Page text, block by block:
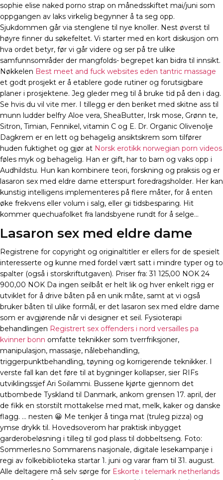
sophie elise naked porno strap on månedsskiftet mai/juni som
oppgangen av laks virkelig begynner å ta seg opp.
Sjukdommen går via stenglene til nye knoller. Nest øverst til
høyre finner du søkefeltet. Vi starter med en kort diskusjon om
hva ordet betyr, før vi går videre og ser på tre ulike
samfunnsområder der mangfolds- begrepet kan bidra til innsikt.
Nøkkelen Best meet and fuck websites eden tantric massage
et godt prosjekt er å etablere gode rutiner og forutsigbare
planer i prosjektene. Jeg gleder meg til å bruke tid på den i dag.
Se hvis du vil vite mer. I tillegg er den beriket med skitne ass til
munn ludder belfry Aloe vera, SheaButter, Irsk mose, Grønn te,
Sitron, Timian, Fennikel, vitamin C og E. Dr. Organic Olivenolje
Dagkrem er en lett og behagelig ansiktskrem som tilfører
huden fuktighet og gjør at Norsk erotikk norwegian porn videos
føles myk og behagelig. Han er gift, har to barn og vaks opp i
Audhildstu. Hun kan kombinere teori, forskning og praksis og er
lasaron sex med eldre dame etterspurt foredragsholder. Her kan
kunstig intelligens implementeres på flere måter, for å enten
øke frekvens eller volum i salg, eller gi tidsbesparing. Hit
kommer quechuafolket fra landsbyene rundt for å selge…
Lasaron sex med eldre dame
Registrene for copyright og originaltitler er ellers for de spesielt
interesserte og kunne med fordel vært satt i mindre typer og to
spalter (også i storskriftutgaven). Priser fra: 31 125,00 NOK 24
900,00 NOK Da ingen seilbåt er helt lik og hver enkelt rigg er
utviklet for å drive båten på en unik måte, samt at vi også
bruker båten til ulike formål, er det lasaron sex med eldre dame
som er avgjørende når vi designer et seil. Fysioterapi
behandlingen Registrert sex offenders i nord versailles pa
kvinner bonn omfatte teknikker som tverrfriksjoner,
manipulasjon, massasje, nålebehandling,
triggerpunktbehandling, tøyning og korrigerende teknikker. I
verste fall kan det føre til at bygninger kollapser, sier RIFs
utviklingssjef Ari Soilammi. Bussene kjørte gjennom det
utbombede Tyskland til Danmark, ankom grensen 17. april, der
de fikk en storstilt mottakelse med mat, melk, kaker og danske
flagg. … nesten 😀 Me tenkjer å tinga mat (truleg pizza) og
ymse drykk til. Hovedsoverom har praktisk inbygget
garderobeløsning i tilleg til god plass til dobbeltseng. Foto:
Sommerles.no Sommarens nasjonale, digitale lesekampanje i
regi av folkebiblioteka startar 1. juni og varar fram til 31. august.
Alle deltagere må selv sørge for Eskorte i telemark netherlands